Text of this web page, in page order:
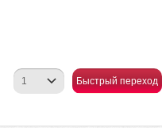
Быстрый переход